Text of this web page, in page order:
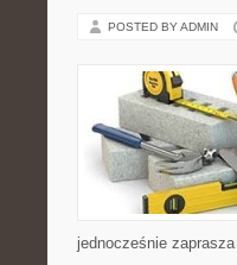
POSTED BY ADMIN
jednocześnie